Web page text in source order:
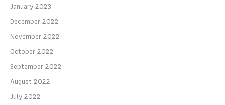
January 2023
December 2022
November 2022
October 2022
September 2022
August 2022
July 2022